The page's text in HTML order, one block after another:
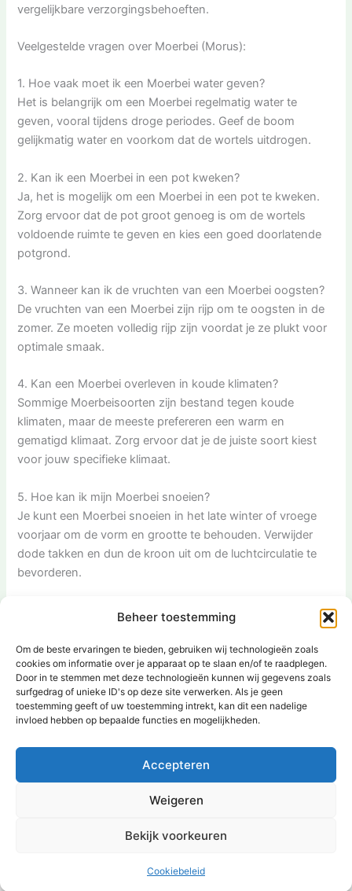
Beheer toestemming
Om de beste ervaringen te bieden, gebruiken wij technologieën zoals
cookies om informatie over je apparaat op te slaan en/of te raadplegen.
Door in te stemmen met deze technologieën kunnen wij gegevens zoals
surfgedrag of unieke ID's op deze site verwerken. Als je geen
toestemming geeft of uw toestemming intrekt, kan dit een nadelige
invloed hebben op bepaalde functies en mogelijkheden.
Accepteren
Weigeren
Bekijk voorkeuren
Cookiebeleid
vergelijkbare verzorgingsbehoeften.
Veelgestelde vragen over Moerbei (Morus):
1. Hoe vaak moet ik een Moerbei water geven?
Het is belangrijk om een Moerbei regelmatig water te
geven, vooral tijdens droge periodes. Geef de boom
gelijkmatig water en voorkom dat de wortels uitdrogen.
2. Kan ik een Moerbei in een pot kweken?
Ja, het is mogelijk om een Moerbei in een pot te kweken.
Zorg ervoor dat de pot groot genoeg is om de wortels
voldoende ruimte te geven en kies een goed doorlatende
potgrond.
3. Wanneer kan ik de vruchten van een Moerbei oogsten?
De vruchten van een Moerbei zijn rijp om te oogsten in de
zomer. Ze moeten volledig rijp zijn voordat je ze plukt voor
optimale smaak.
4. Kan een Moerbei overleven in koude klimaten?
Sommige Moerbeisoorten zijn bestand tegen koude
klimaten, maar de meeste prefereren een warm en
gematigd klimaat. Zorg ervoor dat je de juiste soort kiest
voor jouw specifieke klimaat.
5. Hoe kan ik mijn Moerbei snoeien?
Je kunt een Moerbei snoeien in het late winter of vroege
voorjaar om de vorm en grootte te behouden. Verwijder
dode takken en dun de kroon uit om de luchtcirculatie te
bevorderen.
6. Zijn Moerbeien gemakkelijk te kweken?
Over het algemeen zijn Moerbeien vrij gemakkelijk te
kweken, op voorwaarde dat je ze de juiste zorg en
omstandigheden biedt. Zorg voor een zonnige
standplaats, goede bodem en regelmatige watergift.
[ad_2]